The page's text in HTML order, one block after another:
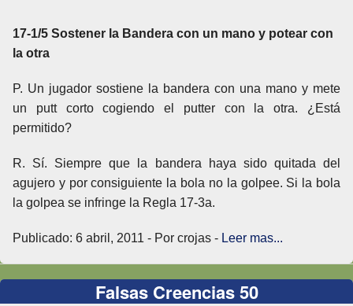
17-1/5 Sostener la Bandera con un mano y potear con
la otra
P. Un jugador sostiene la bandera con una mano y mete
un putt corto cogiendo el putter con la otra. ¿Está
permitido?
R. Sí. Siempre que la bandera haya sido quitada del
agujero y por consiguiente la bola no la golpee. Si la bola
la golpea se infringe la Regla 17-3a.
Publicado: 6 abril, 2011 - Por crojas - Leer mas...
Falsas Creencias 50